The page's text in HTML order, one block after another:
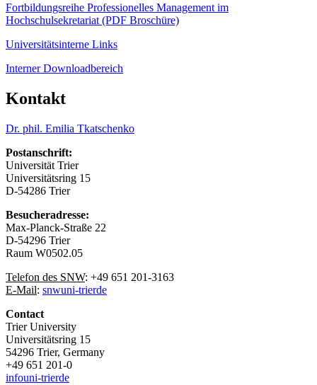
Fortbildungsreihe Professionelles Management im
Hochschulsekretariat (PDF Broschüre)
Universitätsinterne Links
Interner Downloadbereich
Kontakt
Dr. phil. Emilia Tkatschenko
Postanschrift:
Universität Trier
Universitätsring 15
D-54286 Trier
Besucheradresse:
Max-Planck-Straße 22
D-54296 Trier
Raum W0502.05
Telefon des SNW: +49 651 201-3163
E-Mail: snwuni-trierde
Contact
Trier University
Universitätsring 15
54296 Trier, Germany
+49 651 201-0
infouni-trierde